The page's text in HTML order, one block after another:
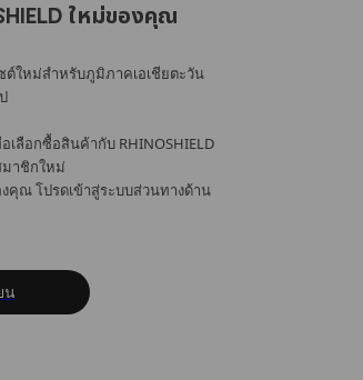
ใหม่ของคุณ
ซต์ใหม่สำหรับภูมิภาคเอเชียตะวัน
เลือกซื้อสินค้ากับ RHINOSHIELD
มาชิกใหม่
คุณ โปรดเข้าสู่ระบบส่วนทางด้าน